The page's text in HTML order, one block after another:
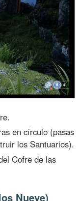
en círculo (pasas
los Santuarios).
Cofre de las
Nueve)